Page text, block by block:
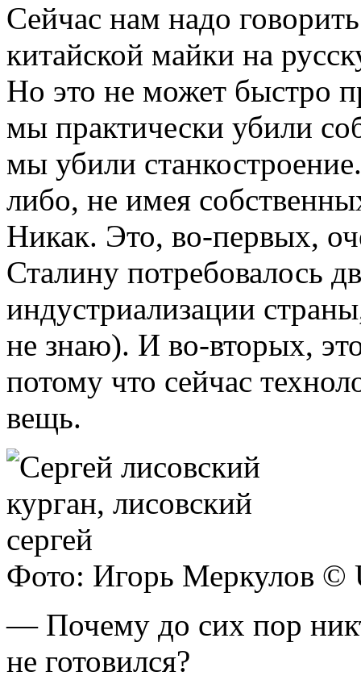
Сейчас нам надо
китайской майки на
Но это не может быстро
мы практически убили
мы убили
либо, не имея
Никак. Это, во-первых,
Сталину потребовалось
индустриализации
не знаю). И во-вторых,
потому что сейчас
вещь.
Фото: Игорь Меркулов ©
— Почему до сих пор
не готовился?